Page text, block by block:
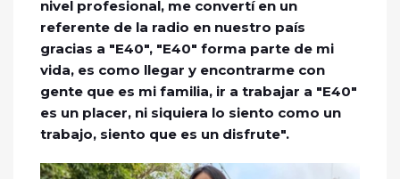
nivel profesional, me convertí en un
referente de la radio en nuestro país
gracias a "E40", "E40" forma parte de mi
vida, es como llegar y encontrarme con
gente que es mi familia, ir a trabajar a "E40"
es un placer, ni siquiera lo siento como un
trabajo, siento que es un disfrute".